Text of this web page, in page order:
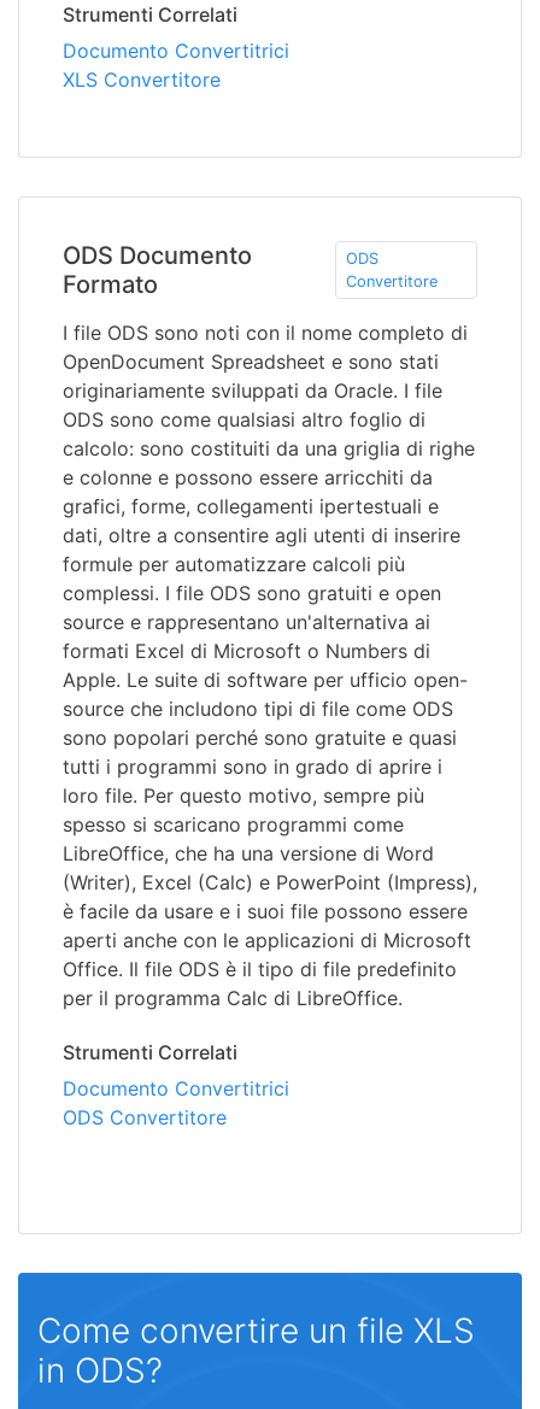
Strumenti Correlati
Documento Convertitrici
XLS Convertitore
ODS Documento
Formato
ODS
Convertitore
I file ODS sono noti con il nome completo di
OpenDocument Spreadsheet e sono stati
originariamente sviluppati da Oracle. I file
ODS sono come qualsiasi altro foglio di
calcolo: sono costituiti da una griglia di righe
e colonne e possono essere arricchiti da
grafici, forme, collegamenti ipertestuali e
dati, oltre a consentire agli utenti di inserire
formule per automatizzare calcoli più
complessi. I file ODS sono gratuiti e open
source e rappresentano un'alternativa ai
formati Excel di Microsoft o Numbers di
Apple. Le suite di software per ufficio open-
source che includono tipi di file come ODS
sono popolari perché sono gratuite e quasi
tutti i programmi sono in grado di aprire i
loro file. Per questo motivo, sempre più
spesso si scaricano programmi come
LibreOffice, che ha una versione di Word
(Writer), Excel (Calc) e PowerPoint (Impress),
è facile da usare e i suoi file possono essere
aperti anche con le applicazioni di Microsoft
Office. Il file ODS è il tipo di file predefinito
per il programma Calc di LibreOffice.
Strumenti Correlati
Documento Convertitrici
ODS Convertitore
Come convertire un file XLS
in ODS?